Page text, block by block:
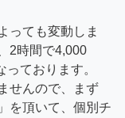
っても変動しま
2時間で4,000
ております。
せんので、まず
を頂いて、個別チ